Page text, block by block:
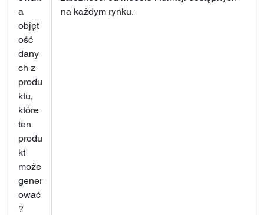
a
objęt
ość
dany
ch z
produ
ktu,
które
ten
produ
kt
może
gener
ować
?
na każdym rynku.